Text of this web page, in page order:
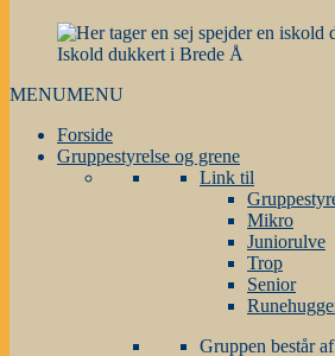
Iskold dukkert i Brede Å
MENUMENU
Forside
Gruppestyrelse og grene
Link til
Mikro
Juniorulve
Trop
Senior
Gruppen består